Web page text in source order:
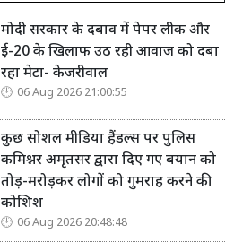
मोदी सरकार के दबाव में पेपर लीक और
ई-20 के खिलाफ उठ रही आवाज को दबा
रहा मेटा- केजरीवाल
06 Aug 2026 21:00:55
कुछ सोशल मीडिया हैंडल्स पर पुलिस
कमिश्नर अमृतसर द्वारा दिए गए बयान को
तोड़-मरोड़कर लोगों को गुमराह करने की
कोशिश
06 Aug 2026 20:48:48